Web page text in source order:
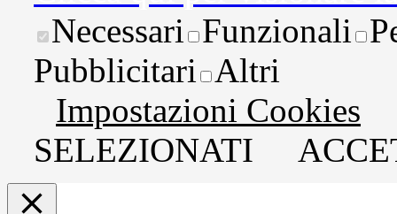
Necessari Funzionali
Pubblicitari Altri
Impostazioni Cookies
SELEZIONATI